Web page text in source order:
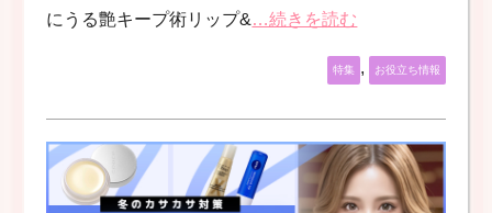
にうる艶キープ術リップ&…続きを読む
特集 , お役立ち情報